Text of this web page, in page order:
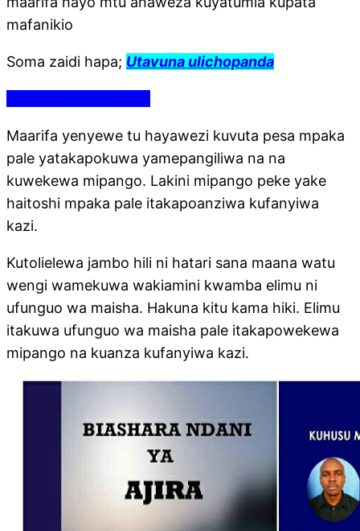
mafanikio
Soma zaidi hapa; Utavuna ulichopanda
Maarifa yenyewe tu hayawezi kuvuta pesa mpaka
pale yatakapokuwa yamepangiliwa na na
kuwekewa mipango. Lakini mipango peke yake
haitoshi mpaka pale itakapoanziwa kufanyiwa
kazi.
Kutolielewa jambo hili ni hatari sana maana watu
wengi wamekuwa wakiamini kwamba elimu ni
ufunguo wa maisha. Hakuna kitu kama hiki. Elimu
itakuwa ufunguo wa maisha pale itakapowekewa
mipango na kuanza kufanyiwa kazi.